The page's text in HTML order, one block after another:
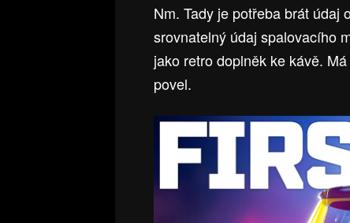
Nm. Tady je potřeba brát údaj
srovnatelný údaj spalovacího
jako retro doplněk ke kávě.
povel.